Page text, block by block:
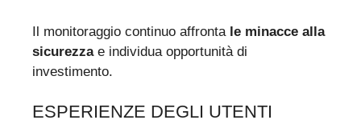
Il monitoraggio continuo affronta le minacce alla
sicurezzae individua opportunità di
investimento.
ESPERIENZE DEGLI UTENTI